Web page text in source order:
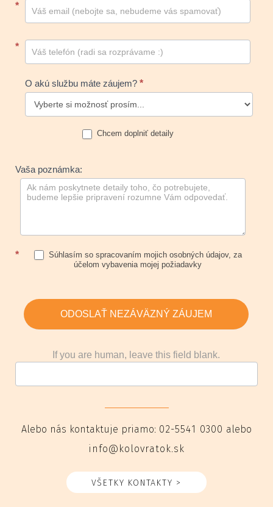
*
*
O akú službu máte záujem? *
Chcem doplniť detaily
Vaša poznámka:
*
Súhlasím so spracovaním mojich osobných údajov, za
účelom vybavenia mojej požiadavky
ODOSLAŤ NEZÁVÄZNÝ ZÁUJEM
If you are human, leave this field blank.
Alebo nás kontaktuje priamo: 02-5541 0300 alebo
info@kolovratok.sk
VŠETKY KONTAKTY >